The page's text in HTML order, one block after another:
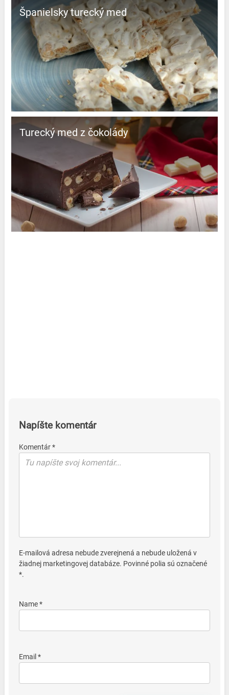
španielsky turecký med
Turecký med z čokolády
Napíšte komentár
Komentár *
E-mailová adresa nebude zverejnená a nebude uložená v
žiadnej marketingovej databáze. Povinné polia sú označené
*.
Name *
Email *